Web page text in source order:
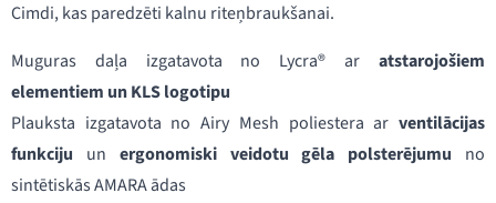
Cimdi, kas paredzēti kalnu riteņbraukšanai.
Muguras daļa izgatavota no Lycra® ar atstarojošiem
elementiem un KLS logotipu
Plauksta izgatavota no Airy Mesh poliestera ar ventilācijas
funkciju un ergonomiski veidotu gēla polsterējumu no
sintētiskās AMARA ādas